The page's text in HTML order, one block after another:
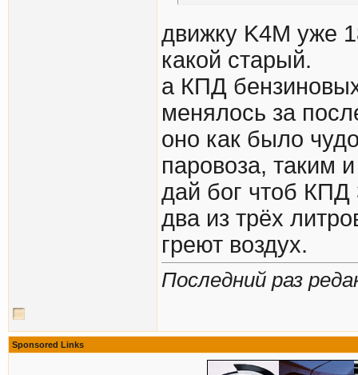
движку K4M уже
какой старый.
а КПД
менялось за
оно как было
паровоза, таким
дай бог чтоб КПД
два из трёх
греют воздух.
Последний раз
Sponsored Links